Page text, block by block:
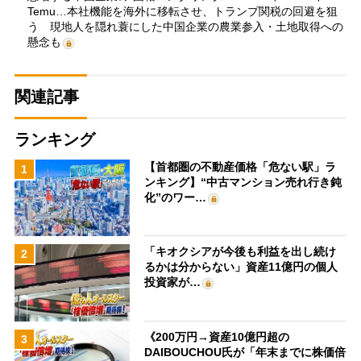
Temu…本社機能を海外に移転させ、トランプ関税の回避を狙
う 現地人を隠れ蓑にした中国企業の農業参入・土地取得への
懸念も
関連記事
ランキング
1
【首都圏の不動産価格「危ない駅」ラ
ンキング】“中古マンション売れ行き鈍
化”のワー…
2
「キオクシアが今後も利益を出し続け
るかは分からない」資産11億円の個人
投資家が…
3
《200万円→資産10億円超の
DAIBOUCHOU氏が「年末までに株価倍